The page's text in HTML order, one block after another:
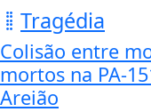
Tragédia
Colisão entre
mortos na PA-
Areião